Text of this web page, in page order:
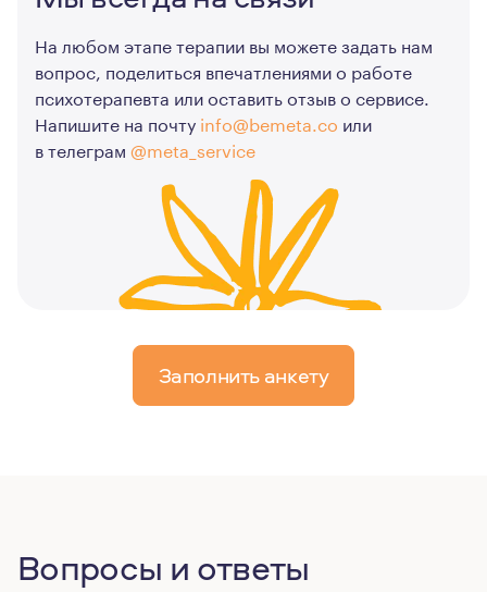
На любом этапе терапии вы можете задать нам
вопрос, поделиться впечатлениями о работе
психотерапевта или оставить отзыв о сервисе.
Напишите на почту info@bemeta.co или
в телеграм @meta_service
Заполнить анкету
Вопросы и ответы